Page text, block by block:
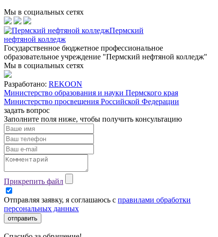
Мы в социальных сетях
Пермский
нефтяной колледж
Государственное бюджетное профессиональное
образовательное учреждение "Пермский нефтяной колледж"
Мы в социальных сетях
Разработано: REKOON
Министерство образования и науки Пермского края
Министерство просвещения Российской Федерации
задать вопрос
Заполните поля ниже, чтобы получить консультацию
Прикрепить файл
Отправляя заявку, я соглашаюсь с правилами обработки
персональных данных
отправить